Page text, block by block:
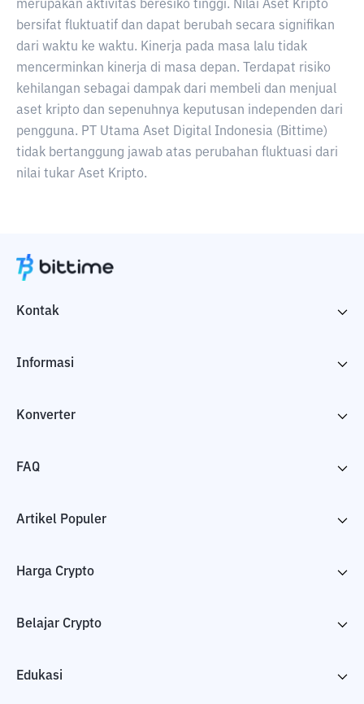
merupakan aktivitas beresiko tinggi. Nilai Aset Kripto
bersifat fluktuatif dan dapat berubah secara signifikan
dari waktu ke waktu. Kinerja pada masa lalu tidak
mencerminkan kinerja di masa depan. Terdapat risiko
kehilangan sebagai dampak dari membeli dan menjual
aset kripto dan sepenuhnya keputusan independen dari
pengguna. PT Utama Aset Digital Indonesia (Bittime)
tidak bertanggung jawab atas perubahan fluktuasi dari
nilai tukar Aset Kripto.
Kontak
Informasi
Konverter
FAQ
Artikel Populer
Harga Crypto
Belajar Crypto
Edukasi